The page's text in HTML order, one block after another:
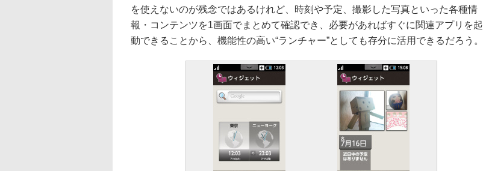
を使えないのが残念ではあるけれど、時刻や予定、撮影した写真といった各種情
報・コンテンツを1画面でまとめて確認でき、必要があればすぐに関連アプリを起
動できることから、機能性の高い“ランチャー”としても存分に活用できるだろう。